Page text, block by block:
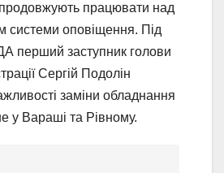
працювати над
системи оповіщення. Під
перший заступник голови
Сергій Подолін
заміни обладнання
у Вараші та Рівному.